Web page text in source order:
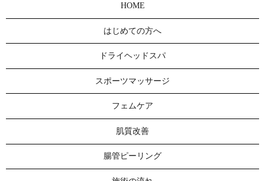
HOME
はじめての方へ
ドライヘッドスパ
スポーツマッサージ
フェムケア
肌質改善
腸管ピーリング